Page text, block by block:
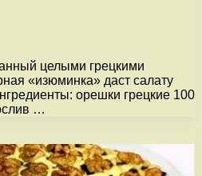
целыми грецкими
«изюминка» даст салату
орешки грецкие 100
…